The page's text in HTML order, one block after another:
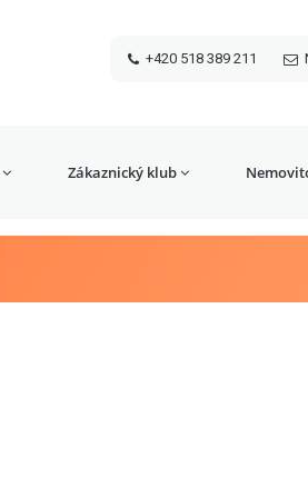
+420 518 389 211
Zákaznický klub